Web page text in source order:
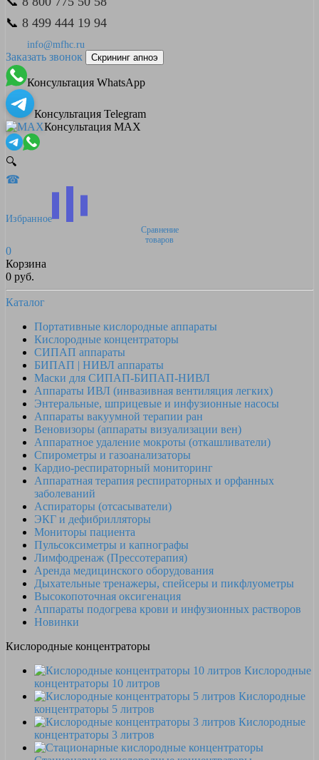
📞 8 499 444 19 94
info@mfhc.ru
Заказать звонок Скрининг апноэ
Консультация WhatsApp
Консультация Telegram
Консультация MAX
🔍
☎
Избранное
Сравнение
товаров
0
Корзина
0 руб.
Каталог
Портативные кислородные аппараты
Кислородные концентраторы
СИПАП аппараты
БИПАП | НИВЛ аппараты
Маски для СИПАП-БИПАП-НИВЛ
Аппараты ИВЛ (инвазивная вентиляция легких)
Энтеральные, шприцевые и инфузионные насосы
Аппараты вакуумной терапии ран
Веновизоры (аппараты визуализации вен)
Аппаратное удаление мокроты (откашливатели)
Спирометры и газоанализаторы
Кардио-респираторный мониторинг
Аппаратная терапия респираторных и орфанных
заболеваний
Аспираторы (отсасыватели)
ЭКГ и дефибрилляторы
Мониторы пациента
Пульсоксиметры и капнографы
Лимфодренаж (Прессотерапия)
Аренда медицинского оборудования
Дыхательные тренажеры, спейсеры и пикфлуометры
Высокопоточная оксигенация
Аппараты подогрева крови и инфузионных растворов
Новинки
Кислородные концентраторы
Кислородные
концентраторы 10 литров
Кислородные
концентраторы 5 литров
Кислородные
концентраторы 3 литров